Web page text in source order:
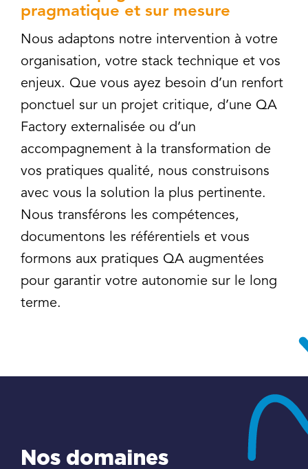
pragmatique et sur mesure
Nous adaptons notre intervention à votre
organisation, votre stack technique et vos
enjeux. Que vous ayez besoin d’un renfort
ponctuel sur un projet critique, d’une QA
Factory externalisée ou d’un
accompagnement à la transformation de
vos pratiques qualité, nous construisons
avec vous la solution la plus pertinente.
Nous transférons les compétences,
documentons les référentiels et vous
formons aux pratiques QA augmentées
pour garantir votre autonomie sur le long
terme.
Nos domaines